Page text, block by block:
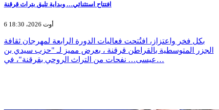
افتتاح استثنائي… وبداية تليق بتراث قرقنة
6 أوت 2026، 18:30
بكل فخر واعتزاز، افتُتحت فعاليات الدورة الرابعة لمهرجان ثقافة
الجزر المتوسطية بالقراطن قرقنة ، بعرض مميز لـ "حزب سيدي بن
عيسى… نفحات من التراث الروحي بقرقنة"، في…